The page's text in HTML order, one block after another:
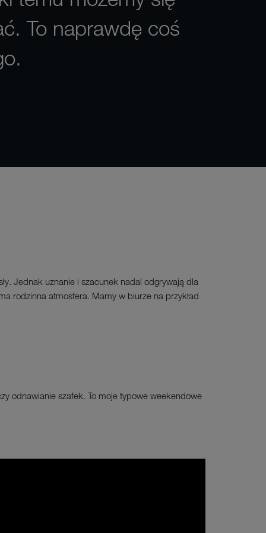
To naprawdę coś
Jednak uznanie i szacunek nadal odgrywają dla
rodzinna atmosfera. Mamy w biurze na przykład
odnawianie szafek. To moje typowe weekendowe